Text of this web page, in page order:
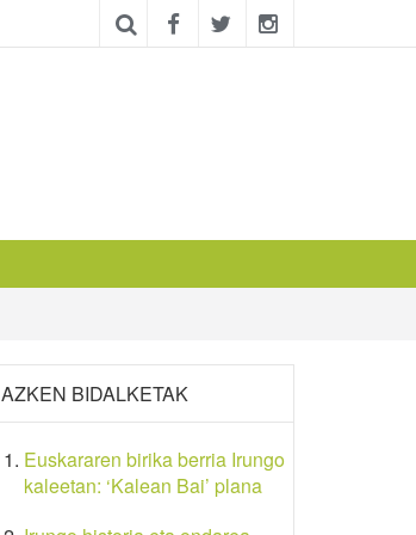
AZKEN BIDALKETAK
Euskararen birika berria Irungo
kaleetan: ‘Kalean Bai’ plana